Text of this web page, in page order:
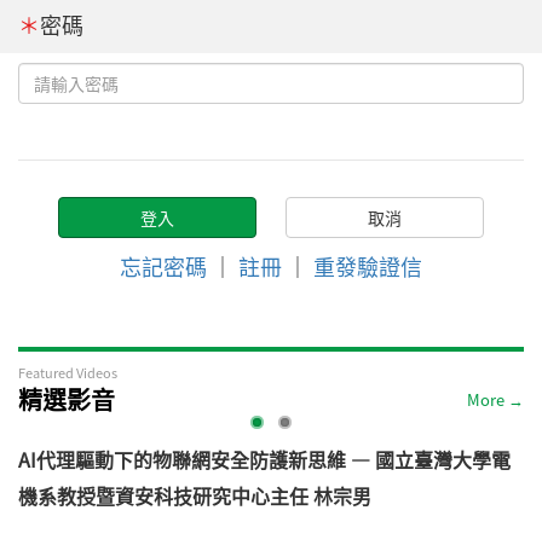
＊密碼
忘記密碼 ｜ 註冊 ｜ 重發驗證信
Featured Videos
精選影音 More →
AI代理驅動下的物聯網安全防護新思維 — 國立臺灣大學電
機系教授暨資安科技研究中心主任 林宗男